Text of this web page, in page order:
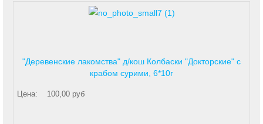
"Деревенские лакомства" д/кош Колбаски "Докторские" с
крабом сурими, 6*10г
Цена: 100,00 руб